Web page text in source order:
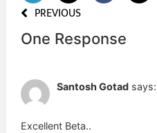
PREVIOUS
One Response
Santosh Gotad says:
Excellent Beta..